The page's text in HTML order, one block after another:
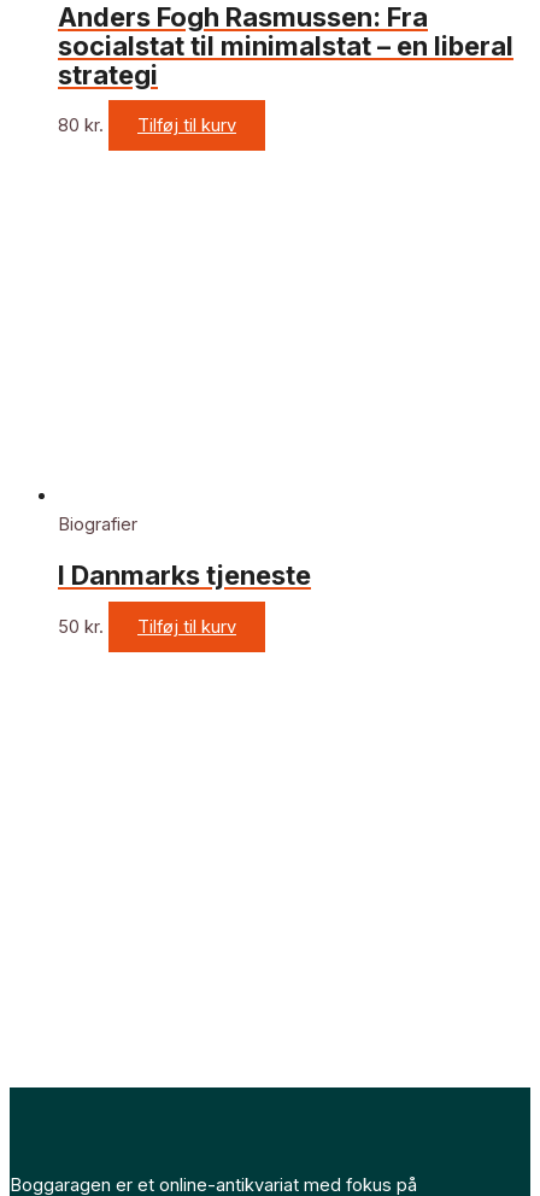
Anders Fogh Rasmussen: Fra
socialstat til minimalstat – en liberal
strategi
80 kr. Tilføj til kurv
Biografier
I Danmarks tjeneste
50 kr. Tilføj til kurv
Boggaragen er et online-antikvariat med fokus på